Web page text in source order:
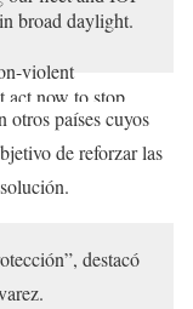
broad daylight.
violent
act now to stop
May 18, 2026
otros países cuyos
de reforzar las
destacó